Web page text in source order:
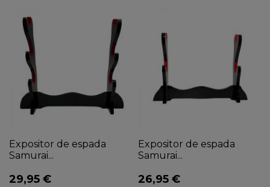
Expositor de espada
Samurai...
29,95 €
Expositor de espada
Samurai...
26,95 €